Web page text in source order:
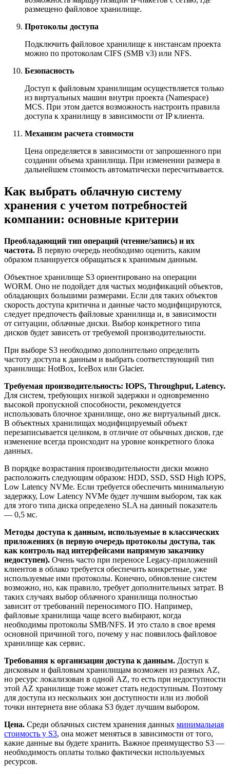
размещено файловое хранилище.
Протоколы доступа
Подключить файловое хранилище к инстансам проекта
можно по протоколам CIFS (SMB v3) или NFS.
Безопасность
Доступ к файловым хранилищам осуществляется только
из виртуальных машин внутри проекта (Namespace)
MCS. При этом дается возможность настроить правила
доступа к хранилищу в зависимости от IP клиента.
Механизм расчета стоимости
Цена определяется в зависимости от запрошенного при
создании объема хранилища. При изменении размера в
дальнейшем стоимость автоматически пересчитывается.
Как выбрать облачную систему
хранения с учетом потребностей
компании: основные критерии
Преобладающий тип операций (чтение/запись) и их
частота. В первую очередь необходимо оценить, каким
образом планируется обращаться к хранимым данным.
Объектное хранилище S3 ориентировано на операции
WORM. Оно не подойдет для частых модификаций объектов,
обладающих большими размерами. Если для таких объектов
скорость доступа критична и данные часто модифицируются,
следует предпочесть файловые хранилища и, в зависимости
от ситуации, облачные диски. Выбор конкретного типа
дисков будет зависеть от требуемой производительности.
При выборе S3 необходимо дополнительно определить
частоту доступа к данным и выбрать соответствующий тип
хранилища: HotBox, IceBox или Glacier.
Требуемая производительность: IOPS, Throughput, Latency.
Для систем, требующих низкой задержки и одновременно
высокой пропускной способности, рекомендуется
использовать блочное хранилище, оно же виртуальный диск.
В объектных хранилищах модифицируемый объект
перезаписывается целиком, в отличие от обычных дисков, где
изменение всегда происходит на уровне конкретного блока
данных.
В порядке возрастания производительности диски можно
расположить следующим образом: HDD, SSD, SSD High IOPS,
Low Latency NVMe. Если требуется обеспечить минимальную
задержку, Low Latency NVMe будет лучшим выбором, так как
для этого типа диска определено SLA на данный показатель
— 0,5 мс.
Методы доступа к данным, используемые в классических
приложениях (в первую очередь протоколы доступа, так
как контроль над интерфейсами напрямую заказчику
недоступен). Очень часто при переносе Legacy-приложений
клиентов в облако требуется обеспечить конкретные, уже
используемые ими протоколы. Конечно, обновление систем
возможно, но, как правило, требует дополнительных затрат. В
таких случаях выбор облачного хранилища полностью
зависит от требований переносимого ПО. Например,
файловые хранилища чаще всего выбирают, когда
необходимы протоколы SMB/NFS. И это стало в свое время
основной причиной того, почему у нас появилось файловое
хранилище как сервис.
Требования к организации доступа к данным. Доступ к
дисковым и файловым хранилищам возможен из разных AZ,
но ресурс локализован в одной AZ, то есть при недоступности
этой AZ хранилище тоже может стать недоступным. Поэтому
для доступа из нескольких зон доступности или из любой
точки интернета вне облака S3 будет лучшим выбором.
Цена. Среди облачных систем хранения данных минимальная
стоимость у S3, она может меняться в зависимости от того,
какие данные вы будете хранить. Важное преимущество S3 —
необходимость оплаты только фактически используемых
ресурсов.